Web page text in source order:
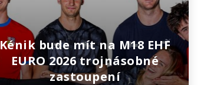
Kénik bude mít na M18 EHF
EURO 2026 trojnásobné
zastoupení